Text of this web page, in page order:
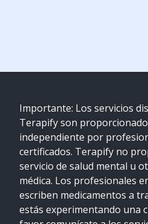
Importante: Los servicios
Terapify son
independiente por
certificados. Terapify no
servicio de salud mental u
médica. Los profesionales
escriben medicamentos a
estás experimentando una